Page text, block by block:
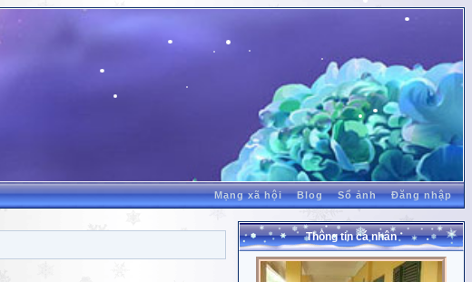
Mạng xã hội Blog Sổ ảnh Đăng nhập
Thông tin cá nhân